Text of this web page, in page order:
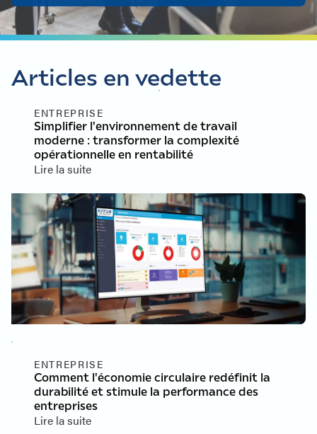
Articles en vedette
ENTREPRISE
Simplifier l'environnement de travail
moderne : transformer la complexité
opérationnelle en rentabilité
Lire la suite
ENTREPRISE
Comment l'économie circulaire redéfinit la
durabilité et stimule la performance des
entreprises
Lire la suite